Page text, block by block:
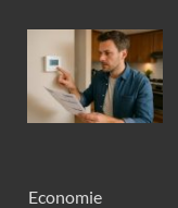
Economie